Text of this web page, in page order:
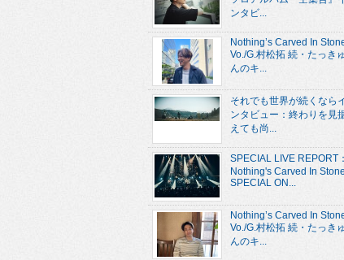
ンタビ...
Nothing’s Carved In
Vo./G.村松拓 続・たっき
んのキ...
それでも世界が続くなら
ンタビュー：終わりを見
えても尚...
SPECIAL LIVE REPORT：
Nothing's Carved In
SPECIAL ON...
Nothing’s Carved In
Vo./G.村松拓 続・たっき
んのキ...